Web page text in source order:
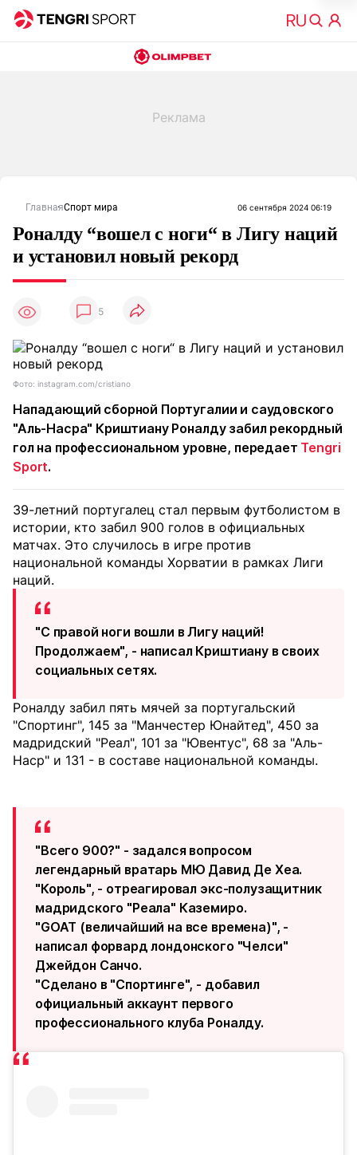
ГлавнаяСпорт мира 06 сентября 2024 06:19
Роналду “вошел с ноги“ в Лигу наций
и установил новый рекорд
5
Фото: instagram.com/cristiano
Нападающий сборной Португалии и саудовского
"Аль-Насра" Криштиану Роналду забил рекордный
гол на профессиональном уровне, передает Tengri
Sport.
39-летний португалец стал первым футболистом в
истории, кто забил 900 голов в официальных
матчах. Это случилось в игре против
национальной команды Хорватии в рамках Лиги
наций.
"С правой ноги вошли в Лигу наций!
Продолжаем", - написал Криштиану в своих
социальных сетях.
Роналду забил пять мячей за португальский
"Спортинг", 145 за "Манчестер Юнайтед", 450 за
мадридский "Реал", 101 за "Ювентус", 68 за "Аль-
Наср" и 131 - в составе национальной команды.
"Всего 900?" - задался вопросом
легендарный вратарь МЮ Давид Де Хеа.
"Король", - отреагировал экс-полузащитник
мадридского "Реала" Каземиро.
"GOAT (величайший на все времена)", -
написал форвард лондонского "Челси"
Джейдон Санчо.
"Сделано в "Спортинге", - добавил
официальный аккаунт первого
профессионального клуба Роналду.